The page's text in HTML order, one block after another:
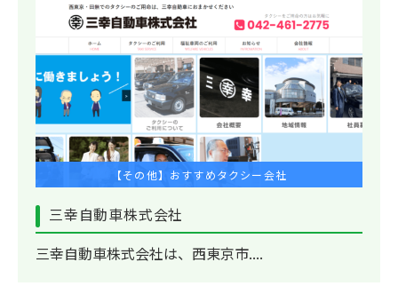
【その他】おすすめタクシー会社
三幸自動車株式会社
三幸自動車株式会社は、西東京市....